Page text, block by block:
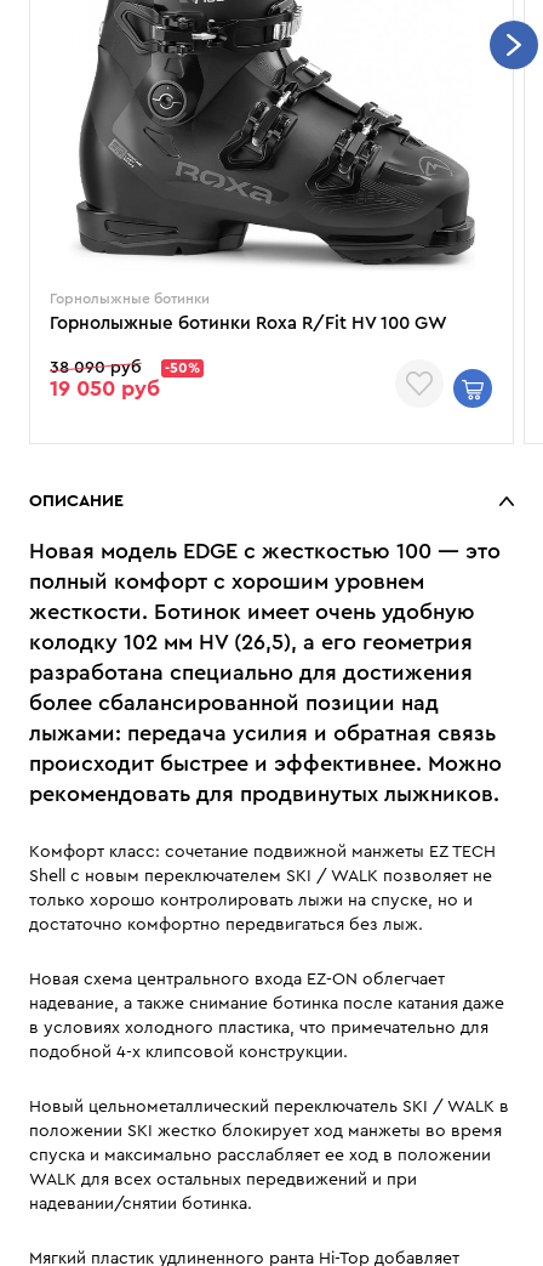
Горнолыжные ботинки
Горнолыжные ботинки Roxa R/Fit HV 100 GW
38 090 руб -50%
19 050 руб
ОПИСАНИЕ
Новая модель EDGE с жесткостью 100 — это
полный комфорт с хорошим уровнем
жесткости. Ботинок имеет очень удобную
колодку 102 мм HV (26,5), а его геометрия
разработана специально для достижения
более сбалансированной позиции над
лыжами: передача усилия и обратная связь
происходит быстрее и эффективнее. Можно
рекомендовать для продвинутых лыжников.
Комфорт класс: сочетание подвижной манжеты EZ TECH
Shell с новым переключателем SKI / WALK позволяет не
только хорошо контролировать лыжи на спуске, но и
достаточно комфортно передвигаться без лыж.
Новая схема центрального входа EZ-ON облегчает
надевание, а также снимание ботинка после катания даже
в условиях холодного пластика, что примечательно для
подобной 4-х клипсовой конструкции.
Новый цельнометаллический переключатель SKI / WALK в
положении SKI жестко блокирует ход манжеты во время
спуска и максимально расслабляет ее ход в положении
WALK для всех остальных передвижений и при
надевании/снятии ботинка.
Мягкий пластик удлиненного ранта Hi-Top добавляет